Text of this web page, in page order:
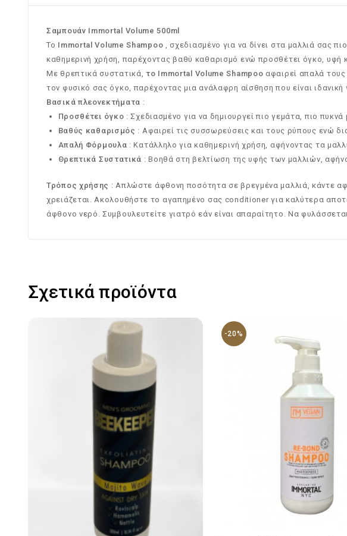
Σαμπουάν Immortal Volume 500ml
Το Immortal Volume Shampoo , σχεδιασμένο για να δίνει στα μαλλιά σας
καθημερινή χρήση, παρέχοντας βαθύ καθαρισμό ενώ προσθέτει όγκο, υφή
Με θρεπτικά συστατικά,το Immortal Volume Shampoo αφαιρεί απαλά
τον φυσικό σας όγκο, παρέχοντας μια ανάλαφρη αίσθηση που είναι
Βασικά πλεονεκτήματα :
Προσθέτει όγκο : Σχεδιασμένο για να δημιουργεί πιο γεμάτα, πιο
Βαθύς καθαρισμός : Αφαιρεί τις συσσωρεύσεις και τους ρύπους ενώ
Απαλή Φόρμουλα : Κατάλληλο για καθημερινή χρήση, αφήνοντας τα
Θρεπτικά Συστατικά : Βοηθά στη βελτίωση της υφής των μαλλιών,
Τρόπος χρήσης : Απλώστε άφθονη ποσότητα σε βρεγμένα μαλλιά, κάντε
χρειάζεται. Ακολουθήστε το αγαπημένο σας conditioner για καλύτερα
άφθονο νερό. Συμβουλευτείτε γιατρό εάν είναι απαραίτητο. Να
Σχετικά προϊόντα
-20%